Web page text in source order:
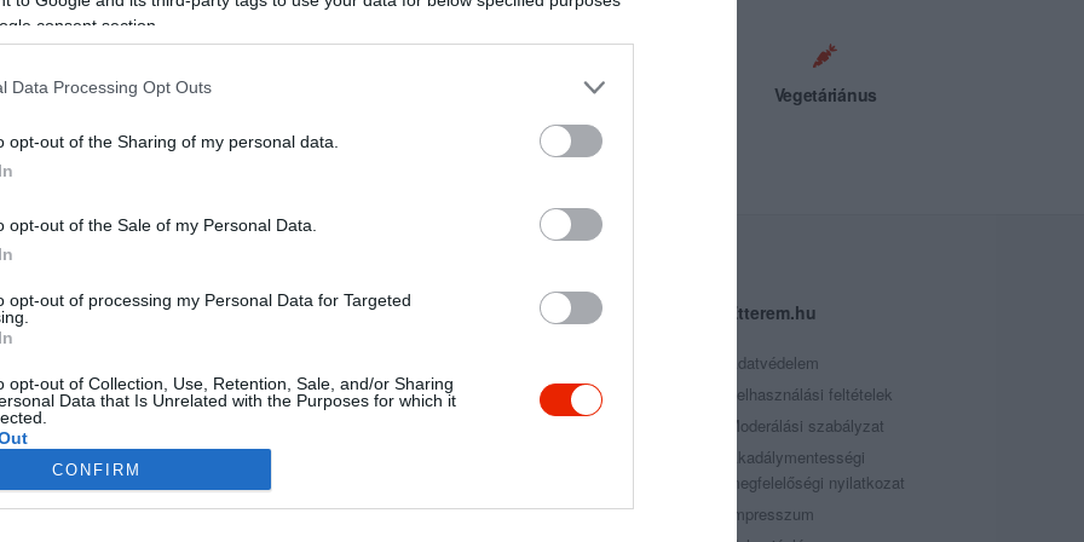
consent section.
Data Processing Opt Outs
opt-out of the Sharing of my personal data.
opt-out of the Sale of my Personal Data.
opt-out of processing my Personal Data for Targeted
opt-out of Collection, Use, Retention, Sale, and/or Sharing
Data that Is Unrelated with the Purposes for which it
CONFIRM
Steak Tengeri Vegetáriánus
Legnépszerűbb városok
Debrecen
Miskolc
Etterem.hu
Adatvédelem
Felhasználási feltételek
Moderálási szabályzat
Akadálymentességi
megfelelőségi nyilatkozat
Impresszum